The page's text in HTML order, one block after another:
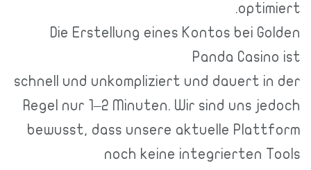
optimiert.
Die Erstellung eines Kontos bei Golden
Panda Casino ist
schnell und unkompliziert und dauert in der
Regel nur 1–2 Minuten. Wir sind uns jedoch
bewusst, dass unsere aktuelle Plattform
noch keine integrierten Tools